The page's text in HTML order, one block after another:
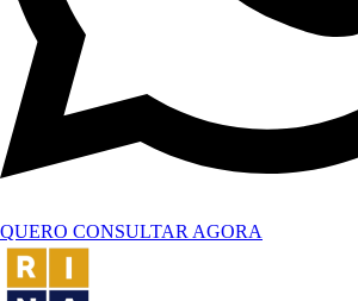
QUERO CONSULTAR AGORA